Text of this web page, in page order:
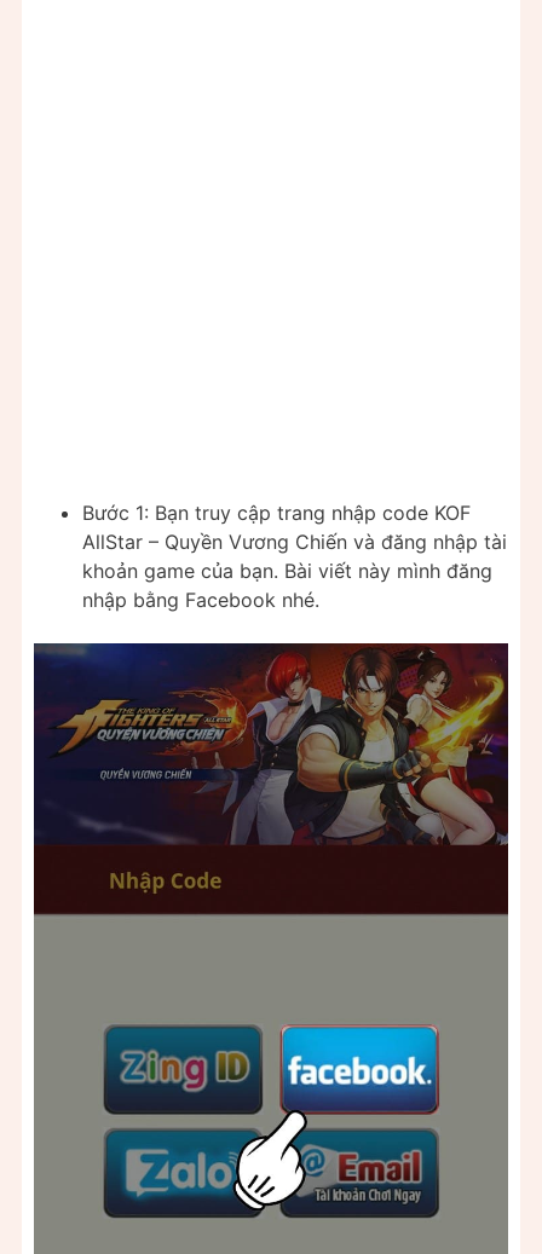
Bước 1: Bạn truy cập trang nhập code KOF
AllStar – Quyền Vương Chiến và đăng nhập tài
khoản game của bạn. Bài viết này mình đăng
nhập bằng Facebook nhé.